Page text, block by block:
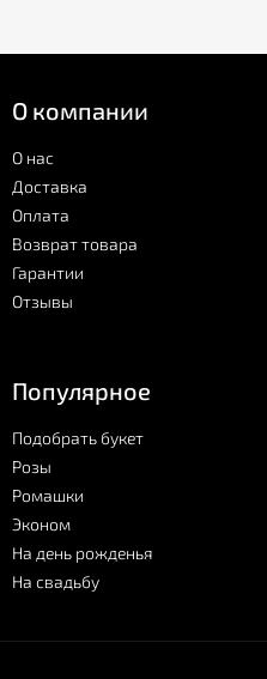
О компании
О нас
Доставка
Оплата
Возврат товара
Гарантии
Отзывы
Популярное
Подобрать букет
Розы
Ромашки
Эконом
На день рожденья
На свадьбу